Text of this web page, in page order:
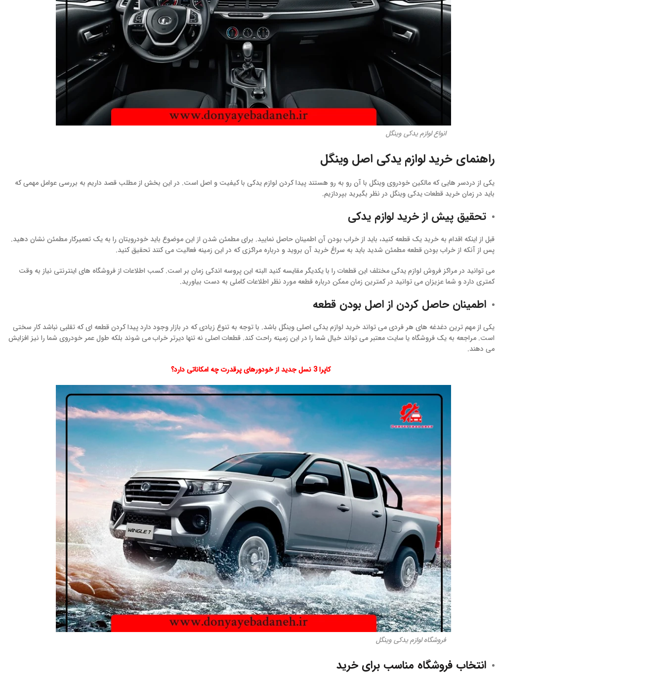
انواع لوازم یدکی وینگل
راهنمای خرید لوازم یدکی اصل وینگل
یکی از دردسر هایی که مالکین خودروی وینگل با آن رو به رو هستند پیدا کردن لوازم یدکی با کیفیت و اصل است. در این بخش از مطلب قصد داریم به بررسی عوامل مهمی که
باید در زمان خرید قطعات یدکی وینگل در نظر بگیرید بپردازیم.
تحقیق پیش از خرید لوازم یدکی
قبل از اینکه اقدام به خرید یک قطعه کنید، باید از خراب بودن آن اطمینان حاصل نمایید. برای مطمئن شدن از این موضوع باید خودرویتان را به یک تعمیرکار مطمئن نشان دهید.
پس از آنکه از خراب بودن قطعه مطمئن شدید باید به سراغ خرید آن بروید و درباره مراکزی که در این زمینه فعالیت می کنند تحقیق کنید.
می توانید در مراکز فروش لوازم یدکی مختلف این قطعات را با یکدیگر مقایسه کنید البته این پروسه اندکی زمان بر است. کسب اطلاعات از فروشگاه های اینترنتی نیاز به وقت
کمتری دارد و شما عزیزان می توانید در کمترین زمان ممکن درباره قطعه مورد نظر اطلاعات کاملی به دست بیاورید.
اطمینان حاصل کردن از اصل بودن قطعه
یکی از مهم ترین دغدغه های هر فردی می تواند خرید لوازم یدکی اصلی وینگل باشد. با توجه به تنوع زیادی که در بازار وجود دارد پیدا کردن قطعه ای که تقلبی نباشد کار سختی
است. مراجعه به یک فروشگاه یا سایت معتبر می تواند خیال شما را در این زمینه راحت کند. قطعات اصلی نه تنها دیرتر خراب می شوند بلکه طول عمر خودروی شما را نیز افزایش
می دهند.
کاپرا 3 نسل جدید از خودورهای پرقدرت چه امکاناتی دارد؟
فروشگاه لوازم یدکی وینگل
انتخاب فروشگاه مناسب برای خرید